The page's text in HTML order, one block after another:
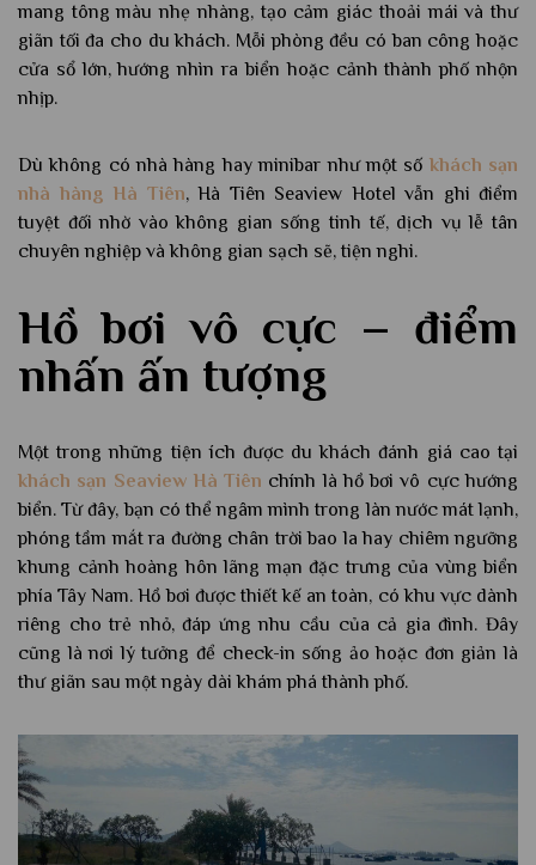
mang tông màu nhẹ nhàng, tạo cảm giác thoải mái và thư
giãn tối đa cho du khách. Mỗi phòng đều có ban công hoặc
cửa sổ lớn, hướng nhìn ra biển hoặc cảnh thành phố nhộn
nhịp.
Dù không có nhà hàng hay minibar như một số khách sạn
nhà hàng Hà Tiên, Hà Tiên Seaview Hotel vẫn ghi điểm
tuyệt đối nhờ vào không gian sống tinh tế, dịch vụ lễ tân
chuyên nghiệp và không gian sạch sẽ, tiện nghi.
Hồ bơi vô cực – điểm
nhấn ấn tượng
Một trong những tiện ích được du khách đánh giá cao tại
khách sạn Seaview Hà Tiên chính là hồ bơi vô cực hướng
biển. Từ đây, bạn có thể ngâm mình trong làn nước mát lạnh,
phóng tầm mắt ra đường chân trời bao la hay chiêm ngưỡng
khung cảnh hoàng hôn lãng mạn đặc trưng của vùng biển
phía Tây Nam. Hồ bơi được thiết kế an toàn, có khu vực dành
riêng cho trẻ nhỏ, đáp ứng nhu cầu của cả gia đình. Đây
cũng là nơi lý tưởng để check-in sống ảo hoặc đơn giản là
thư giãn sau một ngày dài khám phá thành phố.